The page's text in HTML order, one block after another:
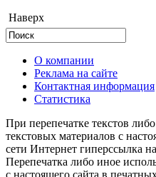
Наверх
О компании
Реклама на сайте
Контактная информация
Статистика
При перепечатке текстов
текстовых материалов с
сети Интернет гиперссылка
Перепечатка либо иное
с настоящего сайта в